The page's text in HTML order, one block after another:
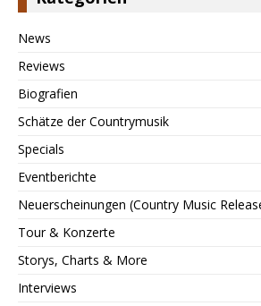
News
Reviews
Biografien
Schätze der Countrymusik
Specials
Eventberichte
Neuerscheinungen (Country Music
Tour & Konzerte
Storys, Charts & More
Interviews